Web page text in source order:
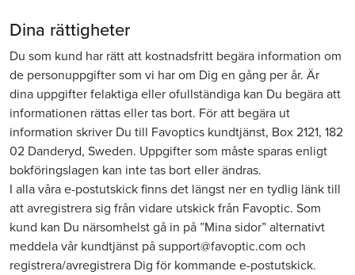
Dina rättigheter
Du som kund har rätt att kostnadsfritt begära information om
de personuppgifter som vi har om Dig en gång per år. Är
dina uppgifter felaktiga eller ofullständiga kan Du begära att
informationen rättas eller tas bort. För att begära ut
information skriver Du till Favoptics kundtjänst, Box 2121, 182
02 Danderyd, Sweden. Uppgifter som måste sparas enligt
bokföringslagen kan inte tas bort eller ändras.
I alla våra e-postutskick finns det längst ner en tydlig länk till
att avregistrera sig från vidare utskick från Favoptic. Som
kund kan Du närsomhelst gå in på ”Mina sidor” alternativt
meddela vår kundtjänst på support@favoptic.com och
registrera/avregistrera Dig för kommande e-postutskick.